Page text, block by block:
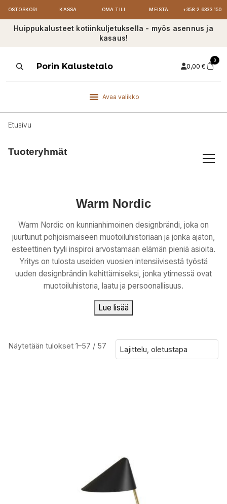
OSTOSKORI KASSA OMA TILI MEISTÄ +358 2 6333 150
Huippukalusteet kotiinkuljetuksella - myös asennus ja
kasaus!
ProductsPorin Kalustetalo 0,00 €
0
Avaa valikko
Etusivu
Tuoteryhmät
Warm Nordic
Warm Nordic on kunnianhimoinen designbrändi, joka on
juurtunut pohjoismaiseen muotoiluhistoriaan ja jonka ajaton,
esteettinen tyyli inspiroi arvostamaan elämän pieniä asioita.
Yritys on tulosta useiden vuosien intensiivisestä työstä
uuden designbrändin kehittämiseksi, jonka ytimessä ovat
muotoiluhistoria, laatu ja persoonallisuus.
Lue lisää
Näytetään tulokset 1–57 / 57